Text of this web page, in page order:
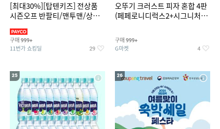
[최대30%][탑텐키즈] 전상품
시즌오프 반팔티/맨투맨/상하
구매 999+
11번가 쇼킹딜 29
오뚜기 크러스트 피자 혼합 4판
(페페로니디럭스2+시그니처익
구매 999+
G마켓 4
25 26